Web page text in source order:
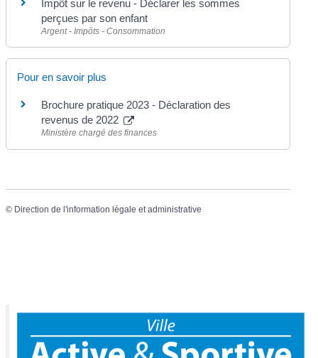
Impôt sur le revenu - Déclarer les sommes
perçues par son enfant
Argent - Impôts - Consommation
Pour en savoir plus
Brochure pratique 2023 - Déclaration des
revenus de 2022
Ministère chargé des finances
© Direction de l'information légale et administrative